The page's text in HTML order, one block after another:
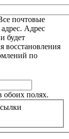
почтовые
адрес. Адрес
будет
восстановления
по
обоих полях.